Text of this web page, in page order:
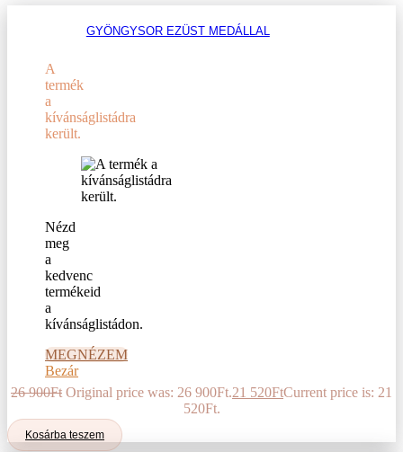
GYÖNGYSOR EZÜST MEDÁLLAL
A
termék
a
kívánságlistádra
került.
Nézd
meg
a
kedvenc
termékeid
a
kívánságlistádon.
MEGNÉZEM
Bezár
26 900Ft Original price was: 26 900Ft.21 520FtCurrent price is: 21
520Ft.
Kosárba teszem